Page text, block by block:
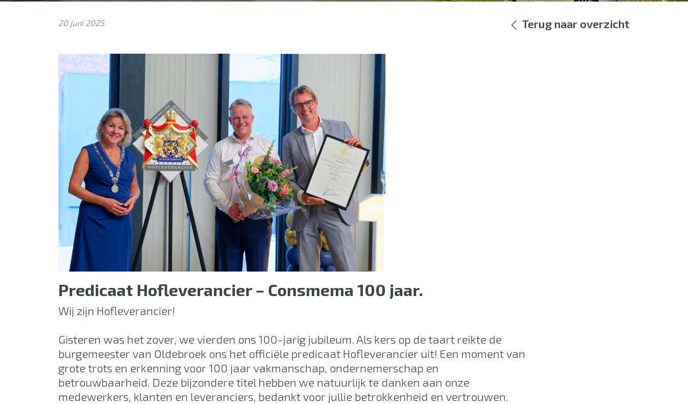
Terug naar overzicht
20 juni 2025
Predicaat Hofleverancier – Consmema 100 jaar.
Wij zijn Hofleverancier!
Gisteren was het zover, we vierden ons 100-jarig jubileum. Als kers op de taart reikte de
burgemeester van Oldebroek ons het officiële predicaat Hofleverancier uit! Een moment van
grote trots en erkenning voor 100 jaar vakmanschap, ondernemerschap en
betrouwbaarheid. Deze bijzondere titel hebben we natuurlijk te danken aan onze
medewerkers, klanten en leveranciers, bedankt voor jullie betrokkenheid en vertrouwen.